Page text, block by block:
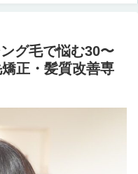
グ毛で悩む30〜
正・髪質改善専